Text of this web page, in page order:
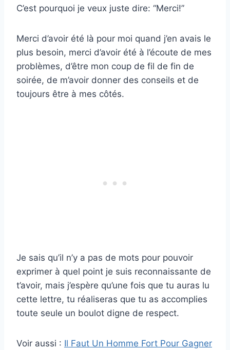
C’est pourquoi je veux juste dire: “Merci!”
Merci d’avoir été là pour moi quand j’en avais le
plus besoin, merci d’avoir été à l’écoute de mes
problèmes, d’être mon coup de fil de fin de
soirée, de m’avoir donner des conseils et de
toujours être à mes côtés.
Je sais qu’il n’y a pas de mots pour pouvoir
exprimer à quel point je suis reconnaissante de
t’avoir, mais j’espère qu’une fois que tu auras lu
cette lettre, tu réaliseras que tu as accomplies
toute seule un boulot digne de respect.
Voir aussi : Il Faut Un Homme Fort Pour Gagner